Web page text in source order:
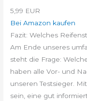
5,99 EUR
Bei Amazon kaufen
Fazit: Welches
Am Ende unseres
steht die Frage:
haben alle Vor- und
unseren Testsieger.
sein, eine gut